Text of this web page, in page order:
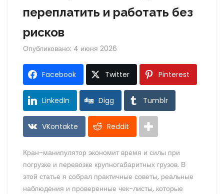
переплатить и работать без
рисков
Опубликовано: 4 июня 2026
Facebook Twitter Pinterest
LinkedIn Digg Tumblr
VKontakte Reddit
Кран-манипулятор экономит время и силы при
погрузке и перевозке крупногабаритных грузов. В
этой статье я собрал практичные советы, реальные
наблюдения и проверенные чек-листы, которые